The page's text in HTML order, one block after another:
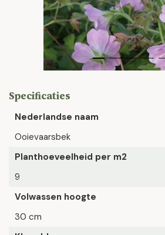
Specificaties
Nederlandse naam
Ooievaarsbek
Planthoeveelheid per m2
9
Volwassen hoogte
30 cm